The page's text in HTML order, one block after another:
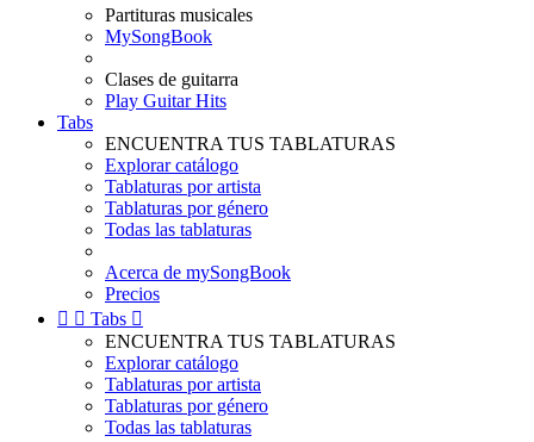
Partituras musicales
MySongBook
Clases de guitarra
Play Guitar Hits
Tabs
ENCUENTRA TUS TABLATURAS
Explorar catálogo
Tablaturas por artista
Tablaturas por género
Todas las tablaturas
Acerca de mySongBook
Precios
  Tabs 
ENCUENTRA TUS TABLATURAS
Explorar catálogo
Tablaturas por artista
Tablaturas por género
Todas las tablaturas